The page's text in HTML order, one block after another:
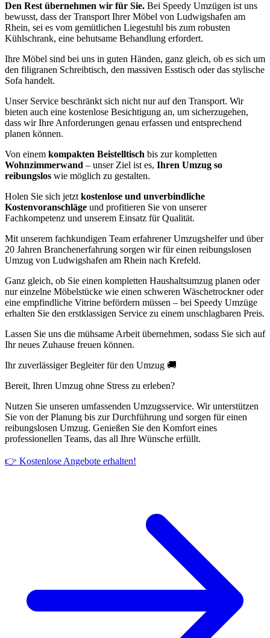
Den Rest übernehmen wir für Sie. Bei Speedy Umzügen ist uns
bewusst, dass der Transport Ihrer Möbel von Ludwigshafen am
Rhein, sei es vom gemütlichen Liegestuhl bis zum robusten
Kühlschrank, eine behutsame Behandlung erfordert.
Ihre Möbel sind bei uns in guten Händen, ganz gleich, ob es sich um
den filigranen Schreibtisch, den massiven Esstisch oder das stylische
Sofa handelt.
Unser Service beschränkt sich nicht nur auf den Transport. Wir
bieten auch eine kostenlose Besichtigung an, um sicherzugehen,
dass wir Ihre Anforderungen genau erfassen und entsprechend
planen können.
Von einem kompakten Beistelltisch bis zur kompletten
Wohnzimmerwand – unser Ziel ist es, Ihren Umzug so
reibungslos wie möglich zu gestalten.
Holen Sie sich jetzt kostenlose und unverbindliche
Kostenvoranschläge und profitieren Sie von unserer
Fachkompetenz und unserem Einsatz für Qualität.
Mit unserem fachkundigen Team erfahrener Umzugshelfer und über
20 Jahren Branchenerfahrung sorgen wir für einen reibungslosen
Umzug von Ludwigshafen am Rhein nach Krefeld.
Ganz gleich, ob Sie einen kompletten Haushaltsumzug planen oder
nur einzelne Möbelstücke wie einen schweren Wäschetrockner oder
eine empfindliche Vitrine befördern müssen – bei Speedy Umzüge
erhalten Sie den erstklassigen Service zu einem unschlagbaren Preis.
Lassen Sie uns die mühsame Arbeit übernehmen, sodass Sie sich auf
Ihr neues Zuhause freuen können.
Ihr zuverlässiger Begleiter für den Umzug 🚚
Bereit, Ihren Umzug ohne Stress zu erleben?
Nutzen Sie unseren umfassenden Umzugsservice. Wir unterstützen
Sie von der Planung bis zur Durchführung und sorgen für einen
reibungslosen Umzug. Genießen Sie den Komfort eines
professionellen Teams, das all Ihre Wünsche erfüllt.
👉 Kostenlose Angebote erhalten!